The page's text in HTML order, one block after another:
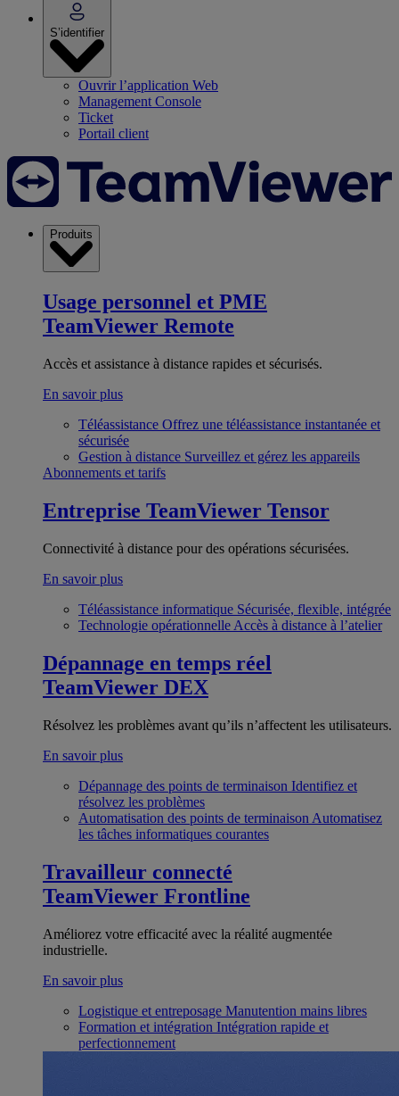
S’identifier
Ouvrir l’application Web
Management Console
Ticket
Portail client
Produits
Usage personnel et PME
TeamViewer Remote
Accès et assistance à distance rapides et sécurisés.
En savoir plus
Téléassistance Offrez une téléassistance instantanée et
sécurisée
Gestion à distance Surveillez et gérez les appareils
Abonnements et tarifs
Entreprise TeamViewer Tensor
Connectivité à distance pour des opérations sécurisées.
En savoir plus
Téléassistance informatique Sécurisée, flexible, intégrée
Technologie opérationnelle Accès à distance à l’atelier
Dépannage en temps réel
TeamViewer DEX
Résolvez les problèmes avant qu’ils n’affectent les utilisateurs.
En savoir plus
Dépannage des points de terminaison Identifiez et
résolvez les problèmes
Automatisation des points de terminaison Automatisez
les tâches informatiques courantes
Travailleur connecté
TeamViewer Frontline
Améliorez votre efficacité avec la réalité augmentée
industrielle.
En savoir plus
Logistique et entreposage Manutention mains libres
Formation et intégration Intégration rapide et
perfectionnement